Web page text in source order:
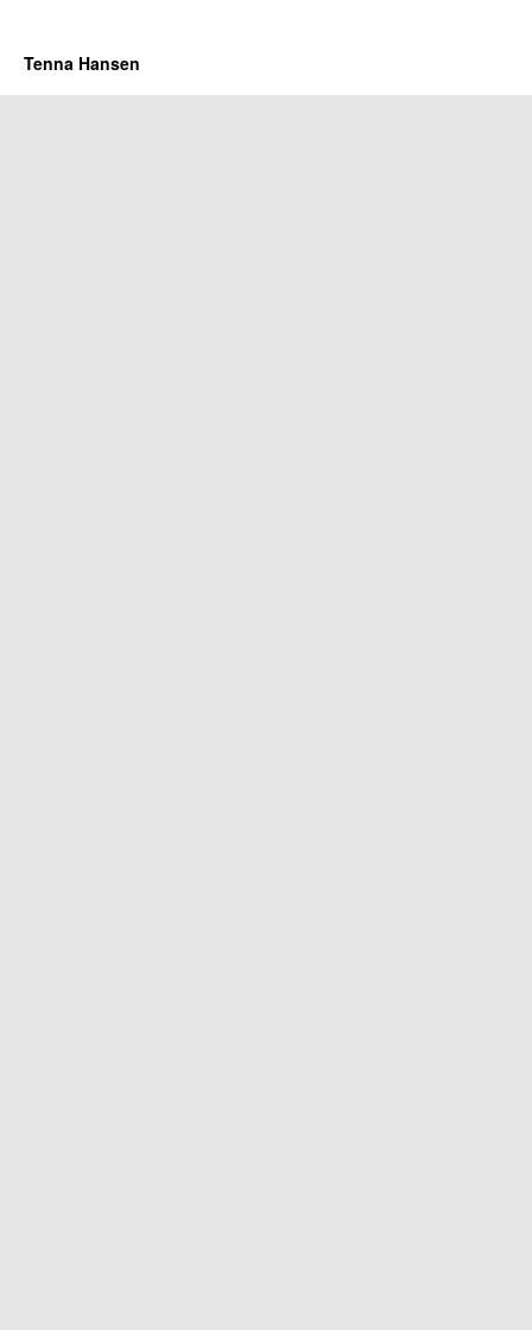
Tenna Hansen